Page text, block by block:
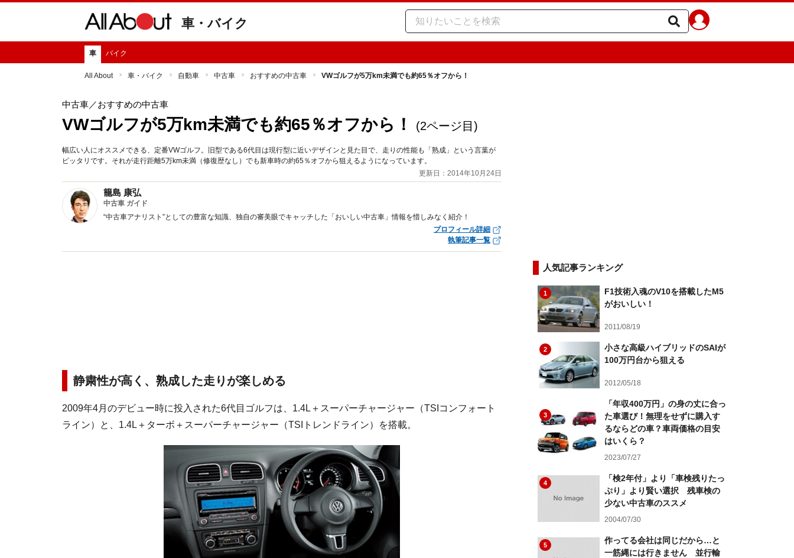
車・バイク
車 バイク
All About 車・バイク 自動車 中古車 おすすめの中古車 VWゴルフが5万km未満でも約65％オフから！
中古車／おすすめの中古車
VWゴルフが5万km未満でも約65％オフから！ (2ページ目)
幅広い人にオススメできる、定番VWゴルフ。旧型である6代目は現行型に近いデザインと見た目で、走りの性能も「熟成」という言葉が
ピッタリです。それが走行距離5万km未満（修復歴なし）でも新車時の約65％オフから狙えるようになっています。
更新日：2014年10月24日
籠島 康弘
中古車 ガイド
“中古車アナリスト”としての豊富な知識、独自の審美眼でキャッチした「おいしい中古車」情報を惜しみなく紹介！
プロフィール詳細
執筆記事一覧
静粛性が高く、熟成した走りが楽しめる
2009年4月のデビュー時に投入された6代目ゴルフは、1.4L＋スーパーチャージャー（TSIコンフォート
ライン）と、1.4L＋ターボ＋スーパーチャージャー（TSIトレンドライン）を搭載。
人気記事ランキング
1
F1技術入魂のV10を搭載したM5
がおいしい！
2011/08/19
2
小さな高級ハイブリッドのSAIが
100万円台から狙える
2012/05/18
3
「年収400万円」の身の丈に合っ
た車選び！無理をせずに購入す
るならどの車？車両価格の目安
はいくら？
2023/07/27
4
「検2年付」より「車検残りたっ
ぷり」より賢い選択 残車検の
少ない中古車のススメ
2004/07/30
5
作ってる会社は同じだから…と
一筋縄には行きません 並行輸